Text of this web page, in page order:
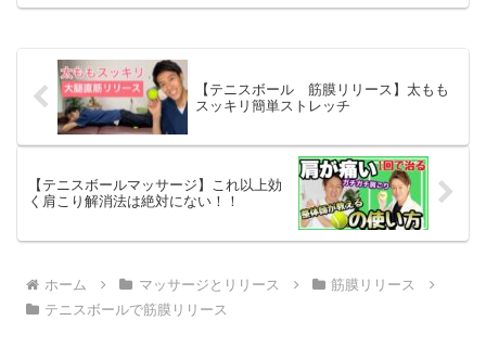
【テニスボール 筋膜リリース】太もも
スッキリ簡単ストレッチ
【テニスボールマッサージ】これ以上効
く肩こり解消法は絶対にない！！
ホーム マッサージとリリース
筋膜リリース
テニスボールで筋膜リリース